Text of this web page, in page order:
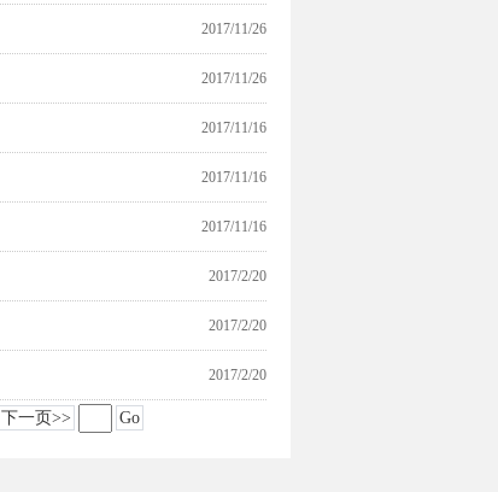
2017/11/26
2017/11/26
2017/11/16
2017/11/16
2017/11/16
2017/2/20
2017/2/20
2017/2/20
下一页>> Go